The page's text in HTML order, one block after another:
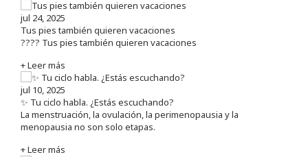
jul 24, 2025
Tus pies también quieren vacaciones
???? Tus pies también quieren vacaciones
+ Leer más
jul 10, 2025
✨ Tu ciclo habla. ¿Estás escuchando?
La menstruación, la ovulación, la perimenopausia y la
menopausia no son solo etapas.
+ Leer más